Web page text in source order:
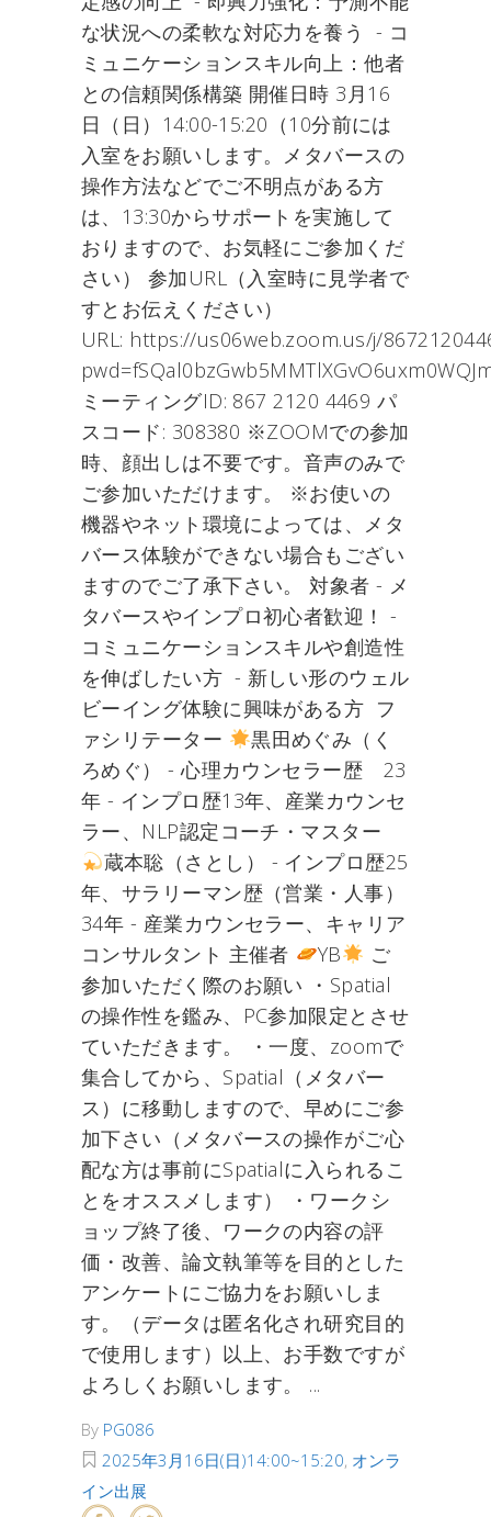
な状況への柔軟な対応力を養う - コ
ミュニケーションスキル向上：他者
との信頼関係構築 開催日時 3月16
日（日）14:00-15:20（10分前には
入室をお願いします。メタバースの
操作方法などでご不明点がある方
は、13:30からサポートを実施して
おりますので、お気軽にご参加くだ
さい） 参加URL（入室時に見学者で
すとお伝えください）
URL: https://us06web.zoom.us/j/
ミーティングID: 867 2120 4469 パ
スコード: 308380 ※ZOOMでの参加
時、顔出しは不要です。音声のみで
ご参加いただけます。 ※お使いの
機器やネット環境によっては、メタ
バース体験ができない場合もござい
ますのでご了承下さい。 対象者 - メ
タバースやインプロ初心者歓迎！ -
コミュニケーションスキルや創造性
を伸ばしたい方 - 新しい形のウェル
ビーイング体験に興味がある方 フ
ァシリテーター
黒田めぐみ（く
ろめぐ） - 心理カウンセラー歴 23
年 - インプロ歴13年、産業カウンセ
ラー、NLP認定コーチ・マスター
蔵本聡（さとし） - インプロ歴25
年、サラリーマン歴（営業・人事）
34年 - 産業カウンセラー、キャリア
コンサルタント 主催者
YB
ご
参加いただく際のお願い ・Spatial
の操作性を鑑み、PC参加限定とさせ
ていただきます。 ・一度、zoomで
集合してから、Spatial（メタバー
ス）に移動しますので、早めにご参
加下さい（メタバースの操作がご心
配な方は事前にSpatialに入られるこ
とをオススメします） ・ワークシ
ョップ終了後、ワークの内容の評
価・改善、論文執筆等を目的とした
アンケートにご協力をお願いしま
す。（データは匿名化され研究目的
で使用します）以上、お手数ですが
よろしくお願いします。
By PG086
2025年3月16日(日)14:00~15:20, オンラ
イン出展